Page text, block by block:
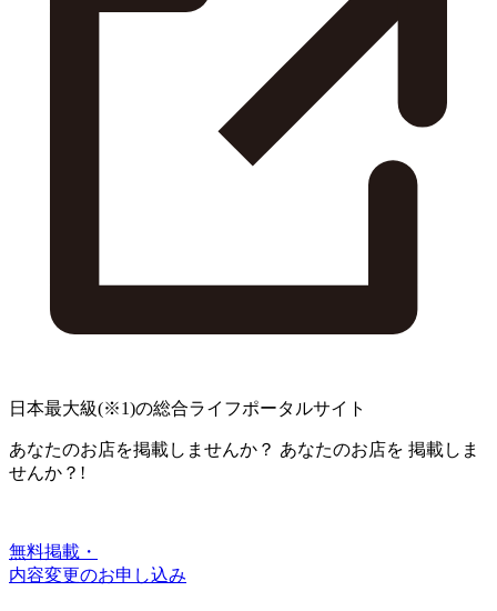
日本最大級(※1)の総合ライフポータルサイト
あなたのお店を掲載しませんか？ あなたのお店を 掲載しま
せんか？!
無料掲載・
内容変更のお申し込み